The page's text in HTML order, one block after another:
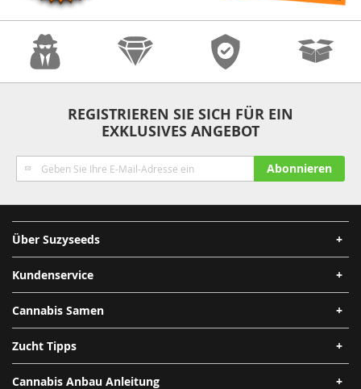
REGISTRIEREN SIE SICH FÜR EIN
EXKLUSIVES ANGEBOT
Melden
Sie
unseren
Newsletter
an:
Abonnieren
Über Suzyseeds
Kundenservice
Cannabis Samen
Zucht Tipps
Cannabis Anbau Anleitung